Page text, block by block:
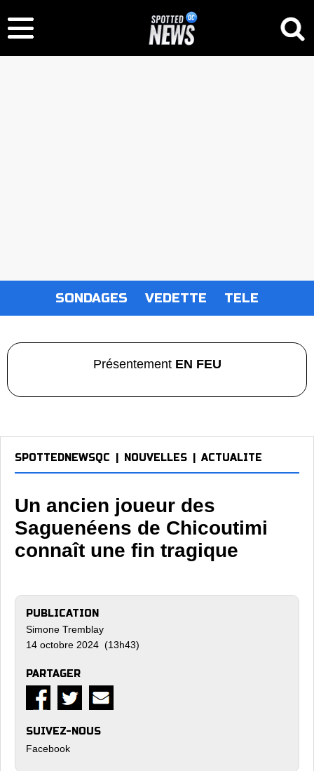
SONDAGES VEDETTE TELE
Présentement EN FEU
SPOTTEDNEWSQC NOUVELLES ACTUALITE
Un ancien joueur des
Saguenéens de Chicoutimi
connaît une fin tragique
PUBLICATION
Simone Tremblay
14 octobre 2024 (13h43)
PARTAGER
SUIVEZ-NOUS
Facebook